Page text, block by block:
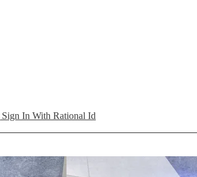
Sign In With Rational Id